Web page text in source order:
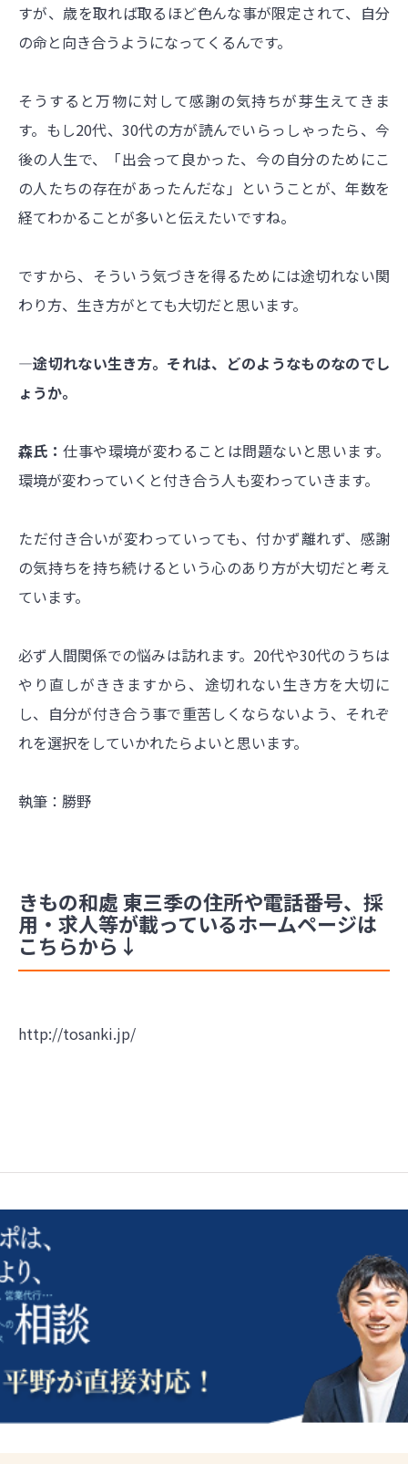
すが、歳を取れば取るほど色んな事が限定されて、自分
の命と向き合うようになってくるんです。
そうすると万物に対して感謝の気持ちが芽生えてきま
す。もし20代、30代の方が読んでいらっしゃったら、今
後の人生で、「出会って良かった、今の自分のためにこ
の人たちの存在があったんだな」ということが、年数を
経てわかることが多いと伝えたいですね。
ですから、そういう気づきを得るためには途切れない関
わり方、生き方がとても大切だと思います。
―途切れない生き方。それは、どのようなものなのでし
ょうか。
森氏：仕事や環境が変わることは問題ないと思います。
環境が変わっていくと付き合う人も変わっていきます。
ただ付き合いが変わっていっても、付かず離れず、感謝
の気持ちを持ち続けるという心のあり方が大切だと考え
ています。
必ず人間関係での悩みは訪れます。20代や30代のうちは
やり直しがききますから、途切れない生き方を大切に
し、自分が付き合う事で重苦しくならないよう、それぞ
れを選択をしていかれたらよいと思います。
執筆：勝野
きもの和處 東三季の住所や電話番号、採
用・求人等が載っているホームページは
こちらから↓
http://tosanki.jp/